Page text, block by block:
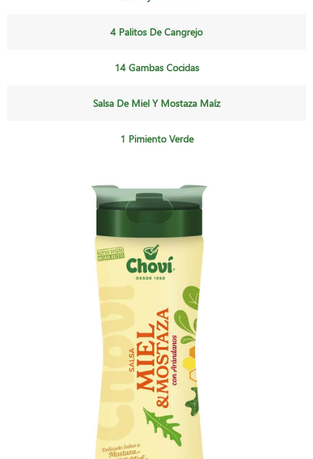
4 Palitos De Cangrejo
14 Gambas Cocidas
Salsa De Miel Y Mostaza Maíz
1 Pimiento Verde